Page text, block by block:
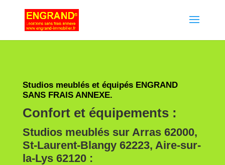
Studios meublés et équipés ENGRAND
SANS FRAIS ANNEXE.
Confort et équipements :
Studios meublés sur Arras 62000,
St-Laurent-Blangy 62223, Aire-sur-
la-Lys 62120 :